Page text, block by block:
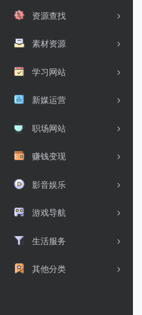
资源查找
素材资源
学习网站
新媒运营
职场网站
赚钱变现
影音娱乐
游戏导航
生活服务
其他分类